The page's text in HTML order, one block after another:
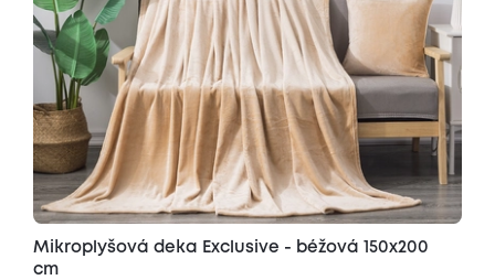
Mikroplyšová deka Exclusive - béžová 150x200
cm